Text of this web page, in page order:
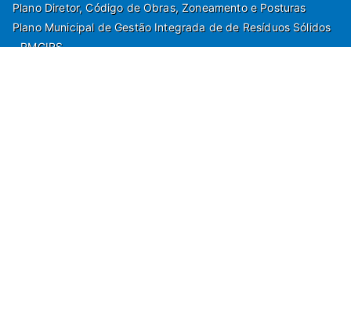
Plano Diretor, Código de Obras, Zoneamento e Posturas
Plano Municipal de Gestão Integrada de de Resíduos Sólidos
- PMGIRS